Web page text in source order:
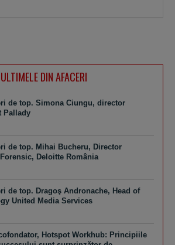
ULTIMELE DIN AFACERI
de top. Simona Ciungu, director
Pallady
de top. Mihai Bucheru, Director
Deloitte România
de top. Dragoş Andronache, Head of
United Media Services
Hotspot Workhub: Principiile